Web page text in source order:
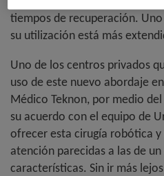
tiempos de recuperación.
su utilización está más
Uno de los centros privados
uso de este nuevo abordaje
Médico Teknon, por medio
su acuerdo con el equipo de
ofrecer esta cirugía robótica
atención parecidas a las de
características. Sin ir más